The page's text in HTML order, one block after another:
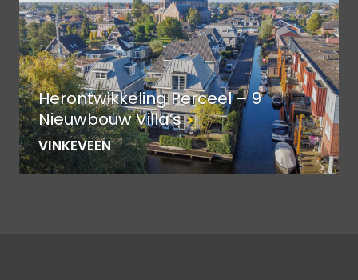
Herontwikkeling Perceel – 9
Nieuwbouw Villa’s
VINKEVEEN